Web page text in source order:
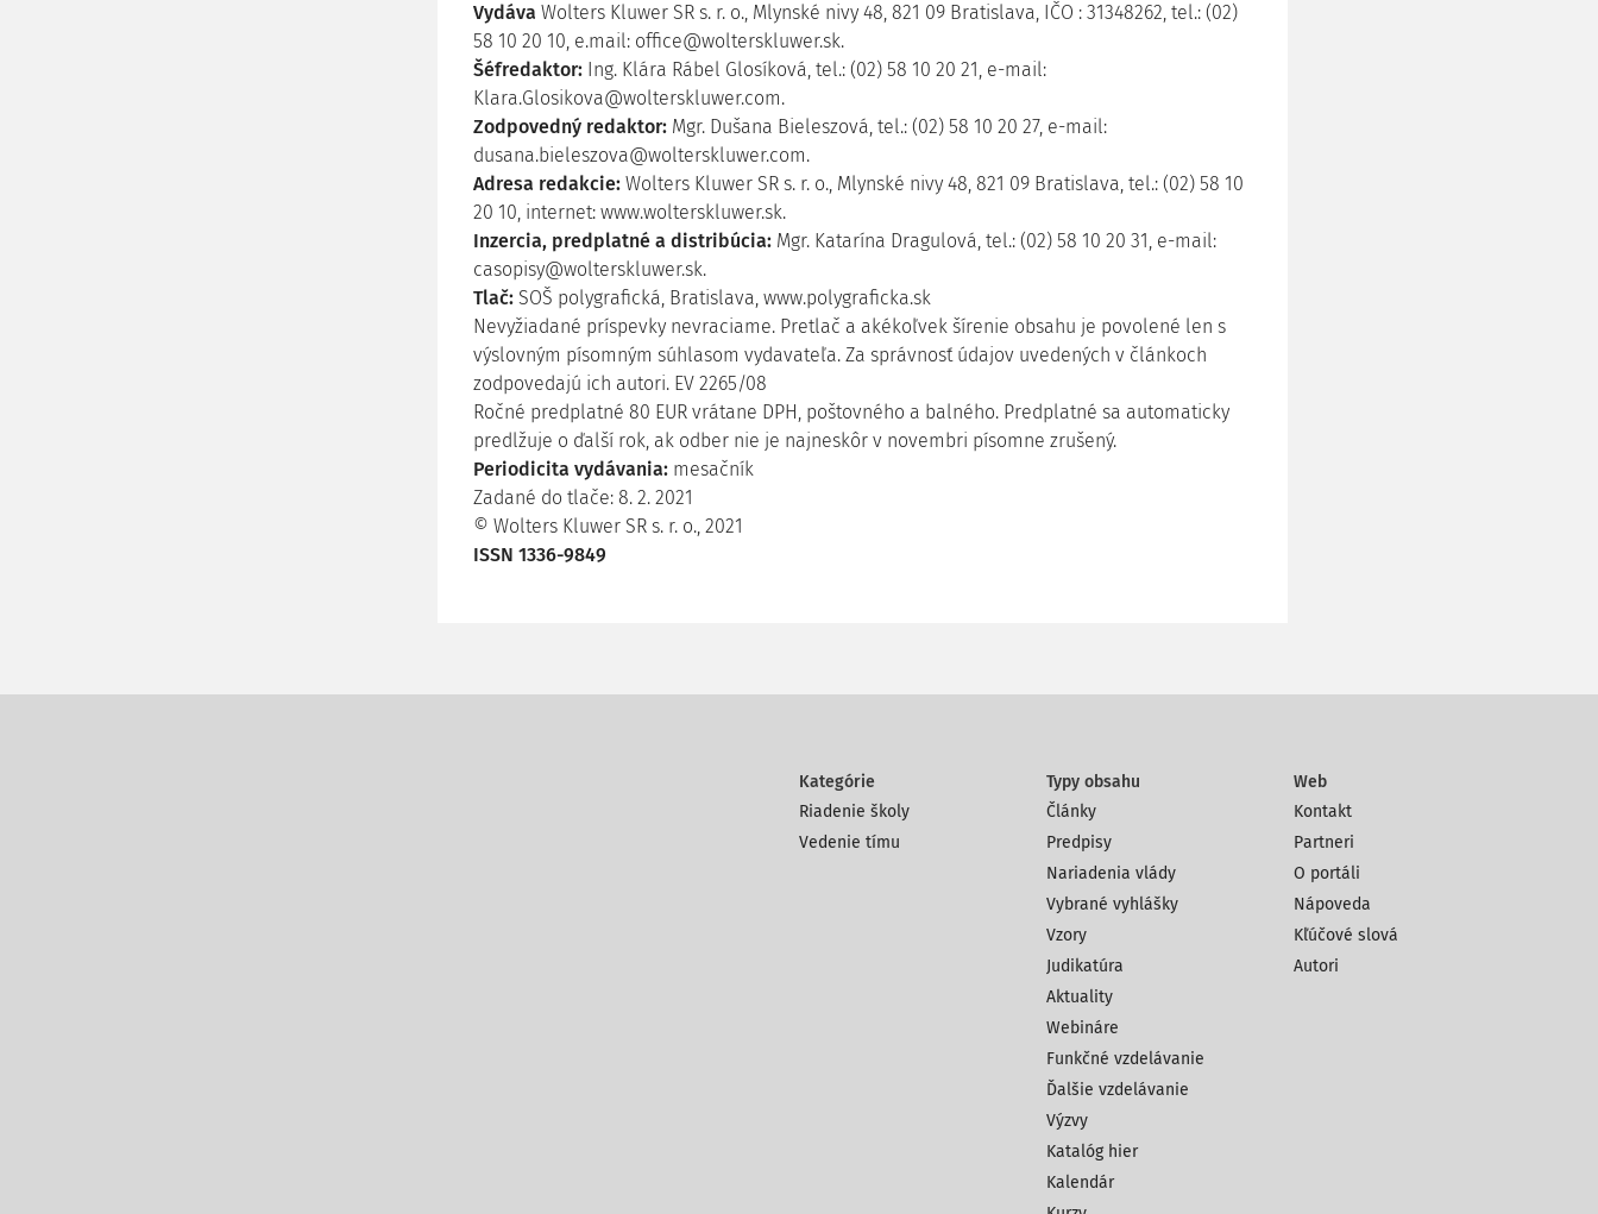
Vydáva Wolters Kluwer SR s. r. o., Mlynské nivy 48, 821 09 Bratislava, IČO : 31348262, tel.: (02)
58 10 20 10, e.mail: office@wolterskluwer.sk.
Šéfredaktor: Ing. Klára Rábel Glosíková, tel.: (02) 58 10 20 21, e-mail:
Klara.Glosikova@wolterskluwer.com.
Zodpovedný redaktor: Mgr. Dušana Bieleszová, tel.: (02) 58 10 20 27, e-mail:
dusana.bieleszova@wolterskluwer.com.
Adresa redakcie: Wolters Kluwer SR s. r. o., Mlynské nivy 48, 821 09 Bratislava, tel.: (02) 58 10
20 10, internet: www.wolterskluwer.sk.
Inzercia, predplatné a distribúcia: Mgr. Katarína Dragulová, tel.: (02) 58 10 20 31, e-mail:
casopisy@wolterskluwer.sk.
Tlač: SOŠ polygrafická, Bratislava, www.polygraficka.sk
Nevyžiadané príspevky nevraciame. Pretlač a akékoľvek šírenie obsahu je povolené len s
výslovným písomným súhlasom vydavateľa. Za správnosť údajov uvedených v článkoch
zodpovedajú ich autori. EV 2265/08
Ročné predplatné 80 EUR vrátane DPH, poštovného a balného. Predplatné sa automaticky
predlžuje o ďalší rok, ak odber nie je najneskôr v novembri písomne zrušený.
Periodicita vydávania: mesačník
Zadané do tlače: 8. 2. 2021
© Wolters Kluwer SR s. r. o., 2021
ISSN 1336-9849
Kategórie
Riadenie školy
Vedenie tímu
Typy obsahu
Články
Predpisy
Nariadenia vlády
Vybrané vyhlášky
Vzory
Judikatúra
Aktuality
Webináre
Funkčné vzdelávanie
Ďalšie vzdelávanie
Výzvy
Katalóg hier
Kalendár
Web
Kontakt
Partneri
O portáli
Nápoveda
Kľúčové slová
Autori